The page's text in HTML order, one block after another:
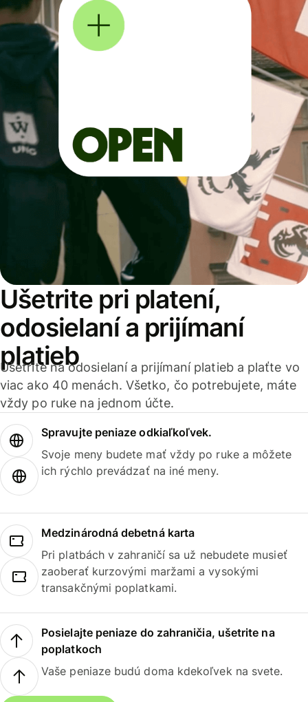
Ušetrite pri platení,
odosielaní a prijímaní
platieb
Ušetrite na odosielaní a prijímaní platieb a plaťte vo
viac ako 40 menách. Všetko, čo potrebujete, máte
vždy po ruke na jednom účte.
Spravujte peniaze odkiaľkoľvek.
Svoje meny budete mať vždy po ruke a môžete
ich rýchlo prevádzať na iné meny.
Medzinárodná debetná karta
Pri platbách v zahraničí sa už nebudete musieť
zaoberať kurzovými maržami a vysokými
transakčnými poplatkami.
Posielajte peniaze do zahraničia, ušetrite na
poplatkoch
Vaše peniaze budú doma kdekoľvek na svete.